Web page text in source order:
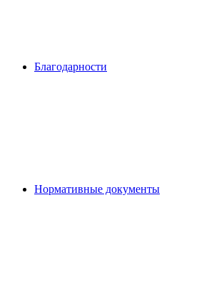
Благодарности
Нормативные документы